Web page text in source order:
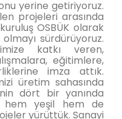
yerine getiriyoruz.
projeleri arasında
OSBÜK olarak
sürdürüyoruz.
katkı veren,
eğitimlere,
imza attık.
üretim sahasında
dört bir yanında
hem yeşil hem de
yürüttük. Sanayi